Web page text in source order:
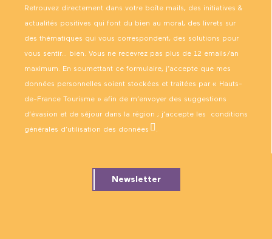
Retrouvez directement dans votre boîte mails, des initiatives &
actualités positives qui font du bien au moral, des livrets sur
des thématiques qui vous correspondent, des solutions pour
vous sentir… bien. Vous ne recevrez pas plus de 12 emails/an
maximum. En soumettant ce formulaire, j’accepte que mes
données personnelles soient stockées et traitées par « Hauts-
de-France Tourisme » afin de m’envoyer des suggestions
d’évasion et de séjour dans la région ; j’accepte les conditions
générales d’utilisation des données .
Newsletter